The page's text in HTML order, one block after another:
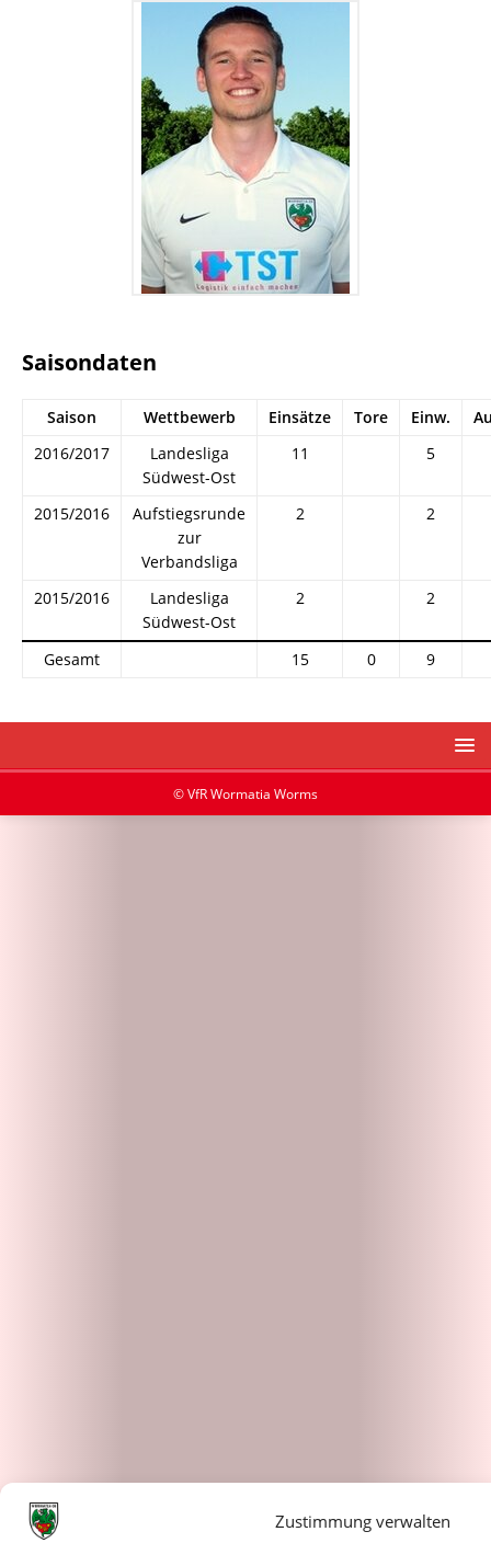
Zustimmung verwalten
Saisondaten
Saison Wettbewerb Einsätze Tore Einw.
2016/2017
Landesliga
Südwest-Ost
11 5
2015/2016
Aufstiegsrunde
zur
Verbandsliga
2 2
2015/2016
Landesliga
Südwest-Ost
2 2
Gesamt 15 0 9
© VfR Wormatia Worms